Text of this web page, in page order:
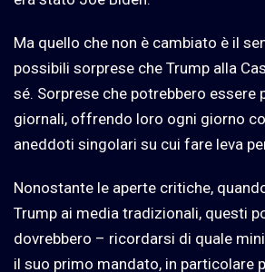
Ma quello che non è cambiato è il
possibili sorprese che Trump alla
sé. Sorprese che potrebbero essere
giornali, offrendo loro ogni giorno
aneddoti singolari su cui fare leva
Nonostante le aperte critiche,
Trump ai media tradizionali, questi
dovrebbero – ricordarsi di quale
il suo primo mandato, in particolare